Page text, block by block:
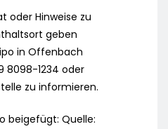
oder Hinweise zu
geben
in Offenbach
8098-1234 oder
zu informieren.
beigefügt: Quelle: